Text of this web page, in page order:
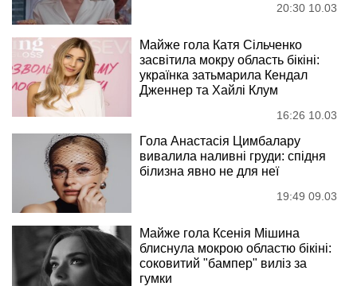
20:30 10.03
Майже гола Катя Сільченко
засвітила мокру область бікіні:
українка затьмарила Кендал
Дженнер та Хайлі Клум
16:26 10.03
Гола Анастасія Цимбалару
вивалила наливні груди: спідня
білизна явно не для неї
19:49 09.03
Майже гола Ксенія Мішина
блиснула мокрою областю бікіні:
соковитий "бампер" виліз за
гумки